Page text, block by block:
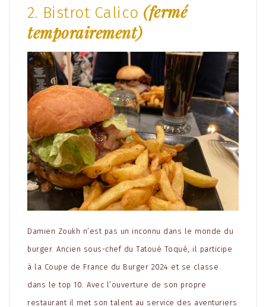
2. Bistrot Calico (fermé
temporairement)
Damien Zoukh n’est pas un inconnu dans le monde du
burger. Ancien sous-chef du Tatoué Toqué, il participe
à la Coupe de France du Burger 2024 et se classe
dans le top 10. Avec l’ouverture de son propre
restaurant il met son talent au service des aventuriers